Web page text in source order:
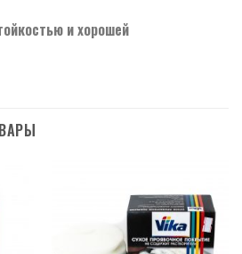
и хорошей